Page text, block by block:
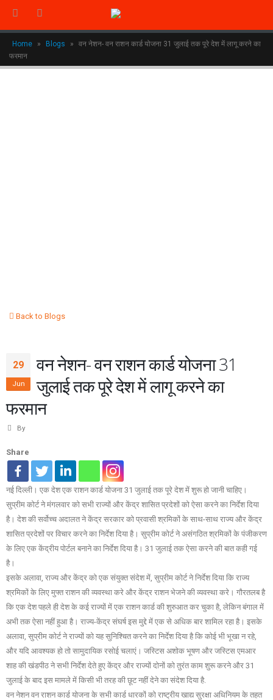
Home » Blogs »
वन नेशन- वन राशन कार्ड योजना 31 जुलाई तक पूरे देश में लागू करने का
फरमान
Back to Blogs
29
Jun
वन नेशन- वन राशन कार्ड योजना 31
जुलाई तक पूरे देश में लागू करने का
फरमान
By
Share
नई दिल्ली। एक देश एक राशन कार्ड योजना 31 जुलाई तक पूरे देश में शुरू हो जानी चाहिए।
सुप्रीम कोर्ट ने मंगलवार को सभी राज्यों और केंद्र शासित प्रदेशों को ऐसा करने का निर्देश दिया
है। देश की सर्वोच्च अदालत ने केंद्र सरकार को प्रवासी श्रमिकों के साथ-साथ राज्य और केंद्र
शासित प्रदेशों पर विचार करने का निर्देश दिया है। सुप्रीम कोर्ट ने असंगठित श्रमिकों के पंजीकरण
के लिए एक केंद्रीय पोर्टल बनाने का निर्देश दिया है। 31 जुलाई तक ऐसा करने की बात कही गई
है।
इसके अलावा, राज्य और केंद्र को एक संयुक्त संदेश में, सुप्रीम कोर्ट ने निर्देश दिया कि राज्य
श्रमिकों के लिए मुफ्त राशन की व्यवस्था करे और केंद्र राशन भेजने की व्यवस्था करे। गौरतलब है
कि एक देश पहले ही देश के कई राज्यों में एक राशन कार्ड की शुरुआत कर चुका है, लेकिन बंगाल में
अभी तक ऐसा नहीं हुआ है। राज्य-केंद्र संघर्ष इस मुद्दे में एक से अधिक बार शामिल रहा है। इसके
अलावा, सुप्रीम कोर्ट ने राज्यों को यह सुनिश्चित करने का निर्देश दिया है कि कोई भी भूखा न रहे,
और यदि आवश्यक हो तो सामुदायिक रसोई चलाएं। जस्टिस अशोक भूषण और जस्टिस एमआर
शाह की खंडपीठ ने सभी निर्देश देते हुए केंद्र और राज्यों दोनों को तुरंत काम शुरू करने और 31
जुलाई के बाद इस मामले में किसी भी तरह की छूट नहीं देने का संदेश दिया है.
वन नेशन वन राशन कार्ड योजना के सभी कार्ड धारकों को राष्ट्रीय खाद्य सुरक्षा अधिनियम के तहत